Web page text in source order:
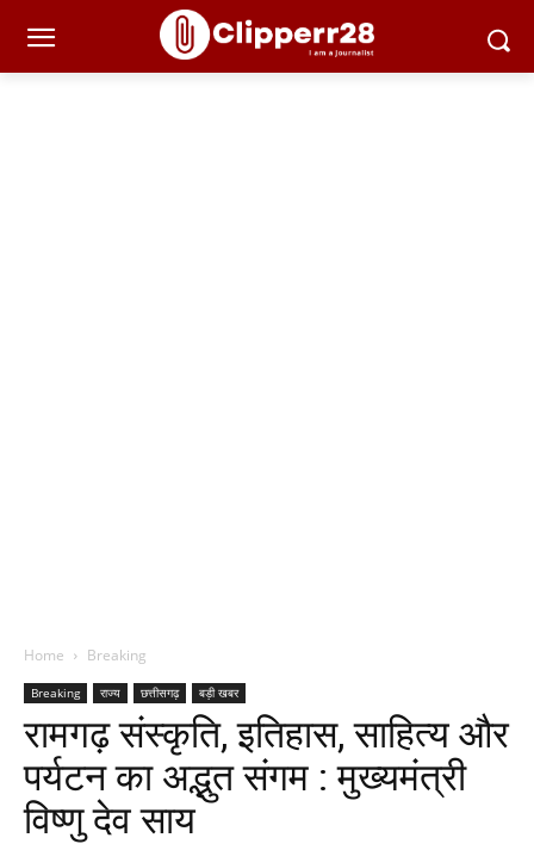
Home Breaking
Breaking राज्य छत्तीसगढ़ बड़ी खबर
रामगढ़ संस्कृति, इतिहास, साहित्य और
पर्यटन का अद्भुत संगम : मुख्यमंत्री
विष्णु देव साय